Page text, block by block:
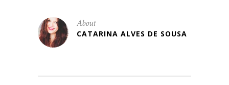
About
CATARINA ALVES DE SOUSA